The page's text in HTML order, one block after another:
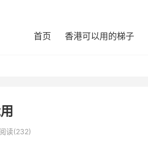
首页 香港可以用的梯子
阅读(232)